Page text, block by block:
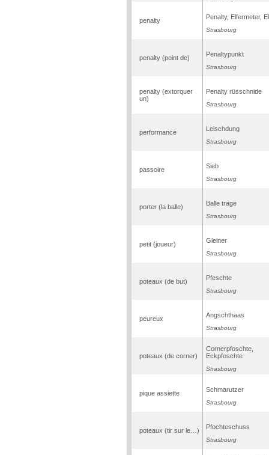
penalty Penalty, Elfermeter,
Strasbourg
penalty (point de) Penaltypunkt
Strasbourg
penalty (extorquer
un)
Penalty rüsschnide
Strasbourg
performance Leischdung
Strasbourg
passoire Sieb
Strasbourg
porter (la balle) Balle trage
Strasbourg
petit (joueur) Gleiner
Strasbourg
poteaux (de but) Pfeschte
Strasbourg
peureux Angschthaas
Strasbourg
poteaux (de corner)
Cornerpfoschte,
Eckpfoschte
Strasbourg
pique assiette Schmarutzer
Strasbourg
poteaux (tir sur le…) Pfochteschuss
Strasbourg